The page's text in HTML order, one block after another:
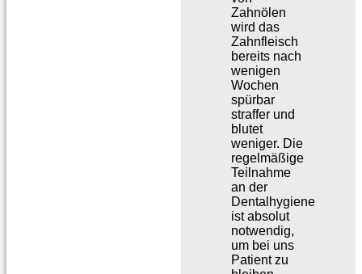
Zahnölen
wird das
Zahnfleisch
bereits nach
wenigen
Wochen
spürbar
straffer und
blutet
weniger. Die
regelmäßige
Teilnahme
an der
Dentalhygiene
ist absolut
notwendig,
um bei uns
Patient zu